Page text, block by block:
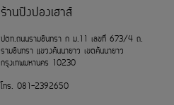
ร้านปิงปองเฮาส์
ปตท.ถนนรามอินทรา ก ม.11 เลขที่ 673/4 ถ.
รามอินทรา แขวงคันนายาว เขตคันนายาว
กรุงเทพมหานคร 10230
โทร. 081-2392650